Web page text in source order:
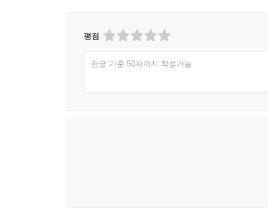
평점
한글 기준 50자까지 작성가능